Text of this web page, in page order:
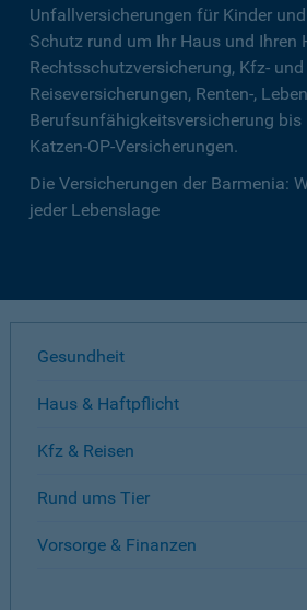
Unfallversicherungen für Kinder
Schutz rund um Ihr Haus und Ihren
Rechtsschutzversicherung, Kfz- und
Reiseversicherungen, Renten-,
Berufsunfähigkeitsversicherung bis
Katzen-OP-Versicherungen.
Die Versicherungen der Barmenia:
jeder Lebenslage
Gesundheit
Haus & Haftpflicht
Kfz & Reisen
Rund ums Tier
Vorsorge & Finanzen